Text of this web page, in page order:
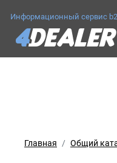
Информационный сервис
Главная Общий